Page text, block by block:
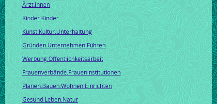
Ärzt.innen
Kinder.Kinder
Kunst.Kultur.Unterhaltung
Gründen.Unternehmen.Führen
Werbung.Öffentlichkeitsarbeit
Frauenverbände.Fraueninstitutionen
Planen.Bauen.Wohnen.Einrichten
Gesund.Leben.Natur